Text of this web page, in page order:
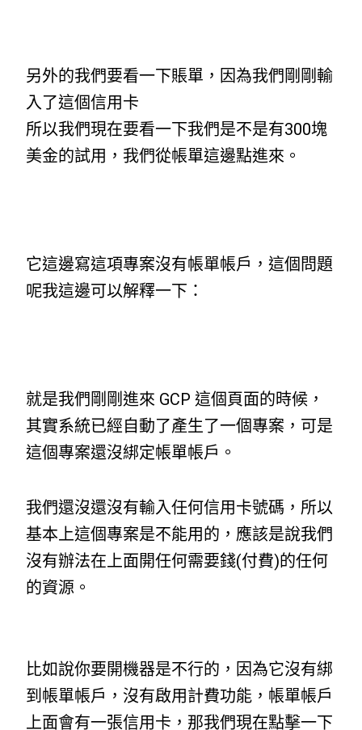
另外的我們要看一下賬單，因為我們剛剛輸
入了這個信用卡
所以我們現在要看一下我們是不是有300塊
美金的試用，我們從帳單這邊點進來。
它這邊寫這項專案沒有帳單帳戶，這個問題
呢我這邊可以解釋一下：
就是我們剛剛進來 GCP 這個頁面的時候，
其實系統已經自動了產生了一個專案，可是
這個專案還沒綁定帳單帳戶。
我們還沒還沒有輸入任何信用卡號碼，所以
基本上這個專案是不能用的，應該是說我們
沒有辦法在上面開任何需要錢(付費)的任何
的資源。
比如說你要開機器是不行的，因為它沒有綁
到帳單帳戶，沒有啟用計費功能，帳單帳戶
上面會有一張信用卡，那我們現在點擊一下